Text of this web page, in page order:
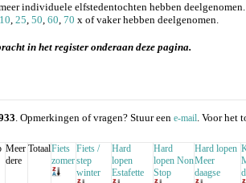
individuele elfstedentochten hebben deelgenomen.
10, 25, 50, 60, 70 x of vaker hebben deelgenomen.
in het register onderaan deze pagina.
. Opmerkingen of vragen? Stuur een e-mail. Voor het
Meer
dere
TotaalFiets
zomer
Fiets /
step
winter
Hard
lopen
Estafette
Hard
lopen Non
Stop
Hard lopen
Meer
daagse